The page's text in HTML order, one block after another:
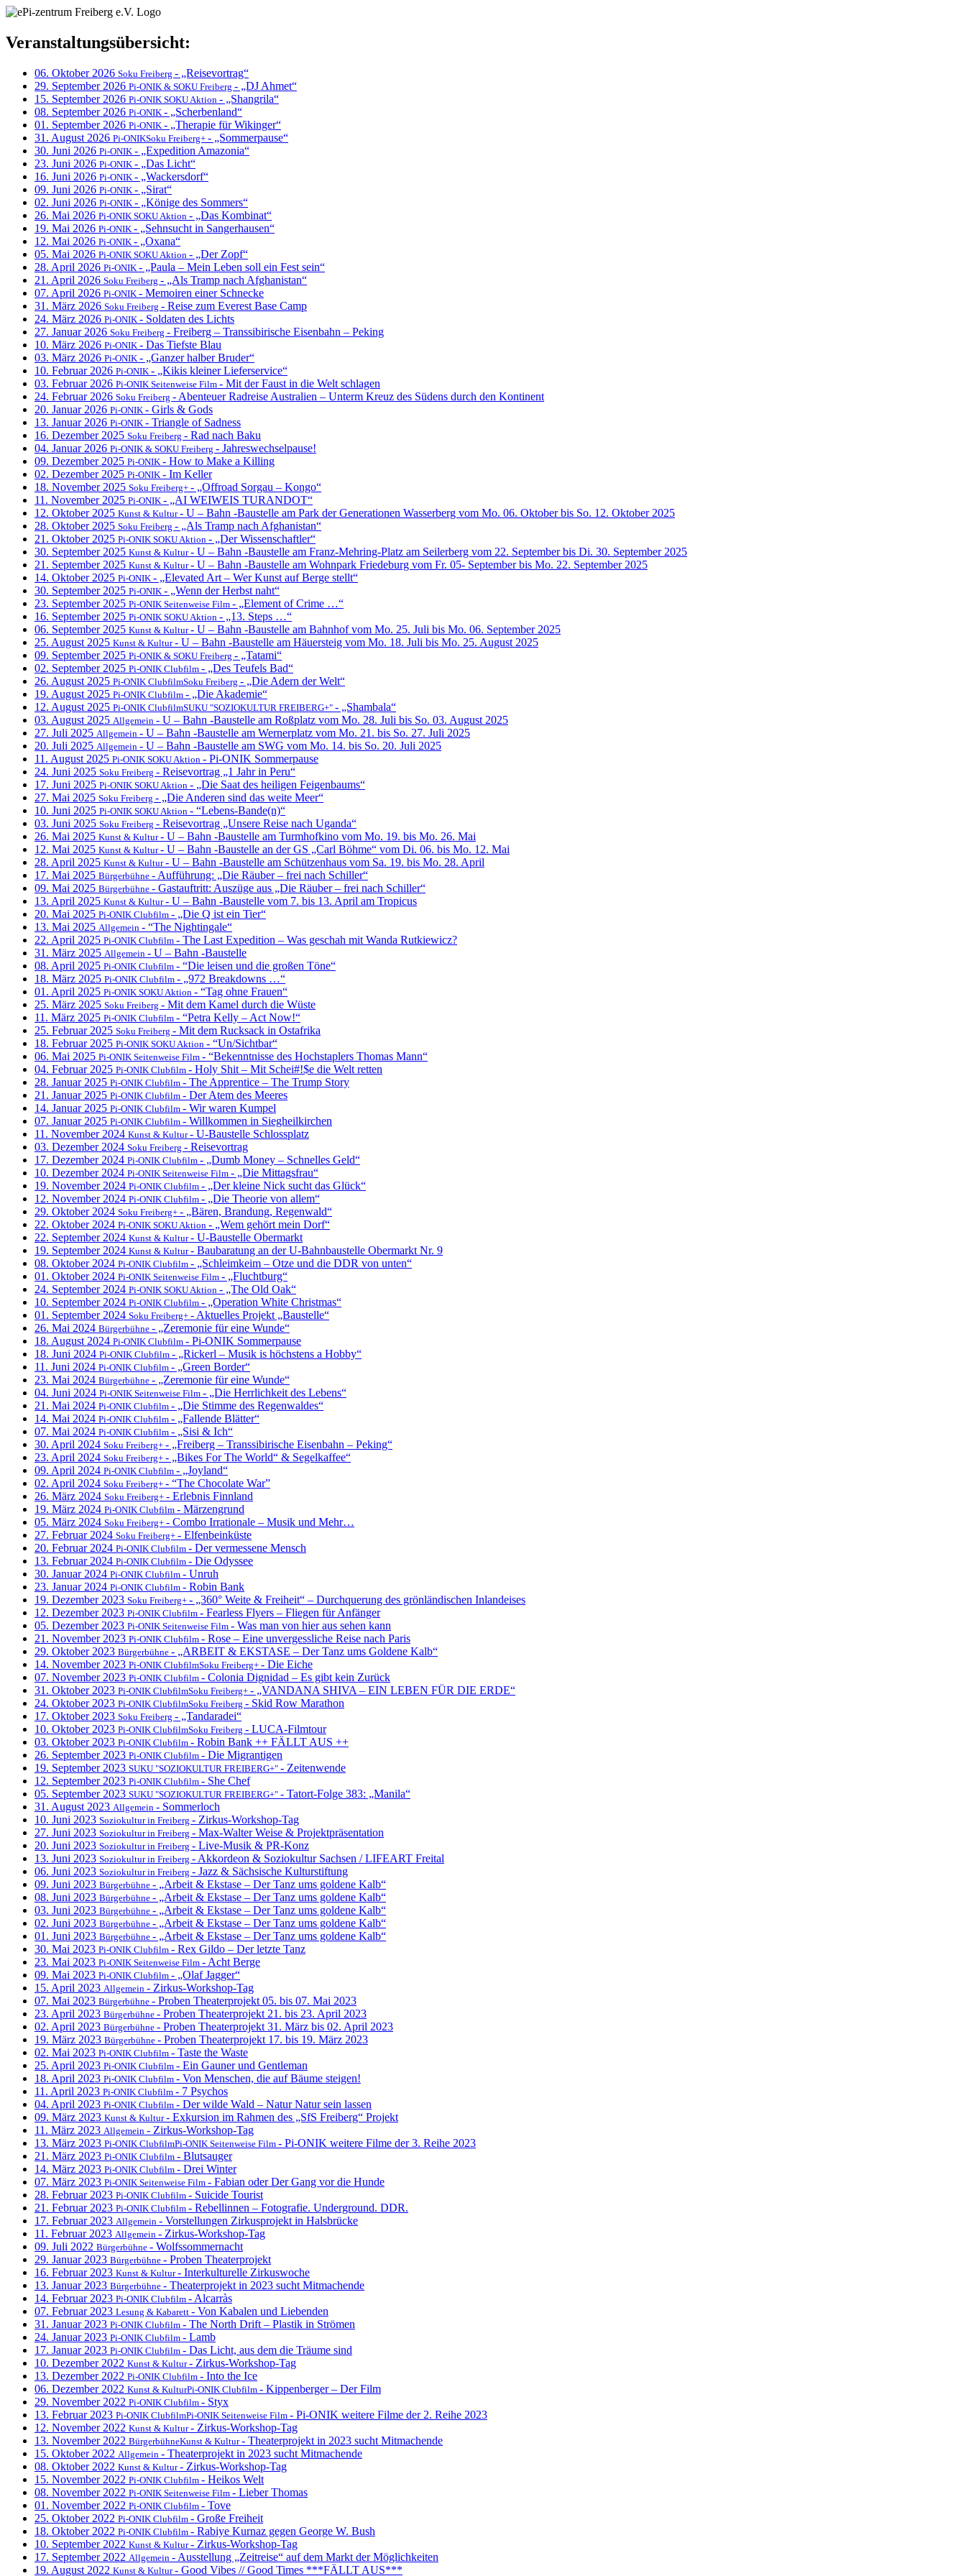
Veranstaltungsübersicht:
06. Oktober 2026 Soku Freiberg - „Reisevortrag“
29. September 2026 Pi-ONIK & SOKU Freiberg - „DJ Ahmet“
15. September 2026 Pi-ONIK SOKU Aktion - „Shangrila“
08. September 2026 Pi-ONIK - „Scherbenland“
01. September 2026 Pi-ONIK - „Therapie für Wikinger“
31. August 2026 Pi-ONIKSoku Freiberg+ - „Sommerpause“
30. Juni 2026 Pi-ONIK - „Expedition Amazonia“
23. Juni 2026 Pi-ONIK - „Das Licht“
16. Juni 2026 Pi-ONIK - „Wackersdorf“
09. Juni 2026 Pi-ONIK - „Sirat“
02. Juni 2026 Pi-ONIK - „Könige des Sommers“
26. Mai 2026 Pi-ONIK SOKU Aktion - „Das Kombinat“
19. Mai 2026 Pi-ONIK - „Sehnsucht in Sangerhausen“
12. Mai 2026 Pi-ONIK - „Oxana“
05. Mai 2026 Pi-ONIK SOKU Aktion - „Der Zopf“
28. April 2026 Pi-ONIK - „Paula – Mein Leben soll ein Fest sein“
21. April 2026 Soku Freiberg - „Als Tramp nach Afghanistan“
07. April 2026 Pi-ONIK - Memoiren einer Schnecke
31. März 2026 Soku Freiberg - Reise zum Everest Base Camp
24. März 2026 Pi-ONIK - Soldaten des Lichts
27. Januar 2026 Soku Freiberg - Freiberg – Transsibirische Eisenbahn – Peking
10. März 2026 Pi-ONIK - Das Tiefste Blau
03. März 2026 Pi-ONIK - „Ganzer halber Bruder“
10. Februar 2026 Pi-ONIK - „Kikis kleiner Lieferservice“
03. Februar 2026 Pi-ONIK Seitenweise Film - Mit der Faust in die Welt schlagen
24. Februar 2026 Soku Freiberg - Abenteuer Radreise Australien – Unterm Kreuz des Südens durch den Kontinent
20. Januar 2026 Pi-ONIK - Girls & Gods
13. Januar 2026 Pi-ONIK - Triangle of Sadness
16. Dezember 2025 Soku Freiberg - Rad nach Baku
04. Januar 2026 Pi-ONIK & SOKU Freiberg - Jahreswechselpause!
09. Dezember 2025 Pi-ONIK - How to Make a Killing
02. Dezember 2025 Pi-ONIK - Im Keller
18. November 2025 Soku Freiberg+ - „Offroad Sorgau – Kongo“
11. November 2025 Pi-ONIK - „AI WEIWEIS TURANDOT“
12. Oktober 2025 Kunst & Kultur- U – Bahn -Baustelle am Park der Generationen Wasserberg vom Mo. 06. Oktober bis So. 12. Oktober 2025
28. Oktober 2025 Soku Freiberg - „Als Tramp nach Afghanistan“
21. Oktober 2025 Pi-ONIK SOKU Aktion - „Der Wissenschaftler“
30. September 2025 Kunst & Kultur- U – Bahn -Baustelle am Franz-Mehring-Platz am Seilerberg vom 22. September bis Di. 30. September 2025
21. September 2025 Kunst & Kultur- U – Bahn -Baustelle am Wohnpark Friedeburg vom Fr. 05- September bis Mo. 22. September 2025
14. Oktober 2025 Pi-ONIK - „Elevated Art – Wer Kunst auf Berge stellt“
30. September 2025 Pi-ONIK - „Wenn der Herbst naht“
23. September 2025 Pi-ONIK Seitenweise Film - „Element of Crime …“
16. September 2025 Pi-ONIK SOKU Aktion - „13. Steps …“
06. September 2025 Kunst & Kultur- U – Bahn -Baustelle am Bahnhof vom Mo. 25. Juli bis Mo. 06. September 2025
25. August 2025 Kunst & Kultur- U – Bahn -Baustelle am Häuersteig vom Mo. 18. Juli bis Mo. 25. August 2025
09. September 2025 Pi-ONIK & SOKU Freiberg - „Tatami“
02. September 2025 Pi-ONIK Clubfilm - „Des Teufels Bad“
26. August 2025 Pi-ONIK ClubfilmSoku Freiberg - „Die Adern der Welt“
19. August 2025 Pi-ONIK Clubfilm - „Die Akademie“
12. August 2025 Pi-ONIK ClubfilmSUKU "SOZIOKULTUR FREIBERG+" - „Shambala“
03. August 2025 Allgemein - U – Bahn -Baustelle am Roßplatz vom Mo. 28. Juli bis So. 03. August 2025
27. Juli 2025 Allgemein - U – Bahn -Baustelle am Wernerplatz vom Mo. 21. bis So. 27. Juli 2025
20. Juli 2025 Allgemein - U – Bahn -Baustelle am SWG vom Mo. 14. bis So. 20. Juli 2025
11. August 2025 Pi-ONIK SOKU Aktion - Pi-ONIK Sommerpause
24. Juni 2025 Soku Freiberg - Reisevortrag „1 Jahr in Peru“
17. Juni 2025 Pi-ONIK SOKU Aktion - „Die Saat des heiligen Feigenbaums“
27. Mai 2025 Soku Freiberg - „Die Anderen sind das weite Meer“
10. Juni 2025 Pi-ONIK SOKU Aktion - “Lebens-Bande(n)“
03. Juni 2025 Soku Freiberg - Reisevortrag „Unsere Reise nach Uganda“
26. Mai 2025 Kunst & Kultur- U – Bahn -Baustelle am Turmhofkino vom Mo. 19. bis Mo. 26. Mai
12. Mai 2025 Kunst & Kultur- U – Bahn -Baustelle an der GS „Carl Böhme“ vom Di. 06. bis Mo. 12. Mai
28. April 2025 Kunst & Kultur- U – Bahn -Baustelle am Schützenhaus vom Sa. 19. bis Mo. 28. April
17. Mai 2025 Bürgerbühne - Aufführung: „Die Räuber – frei nach Schiller“
09. Mai 2025 Bürgerbühne - Gastauftritt: Auszüge aus „Die Räuber – frei nach Schiller“
13. April 2025 Kunst & Kultur- U – Bahn -Baustelle vom 7. bis 13. April am Tropicus
20. Mai 2025 Pi-ONIK Clubfilm - „Die Q ist ein Tier“
13. Mai 2025 Allgemein - “The Nightingale“
22. April 2025 Pi-ONIK Clubfilm - The Last Expedition – Was geschah mit Wanda Rutkiewicz?
31. März 2025 Allgemein - U – Bahn -Baustelle
08. April 2025 Pi-ONIK Clubfilm - “Die leisen und die großen Töne“
18. März 2025 Pi-ONIK Clubfilm - „972 Breakdowns …“
01. April 2025 Pi-ONIK SOKU Aktion - “Tag ohne Frauen“
25. März 2025 Soku Freiberg - Mit dem Kamel durch die Wüste
11. März 2025 Pi-ONIK Clubfilm - “Petra Kelly – Act Now!“
25. Februar 2025 Soku Freiberg - Mit dem Rucksack in Ostafrika
18. Februar 2025 Pi-ONIK SOKU Aktion - “Un/Sichtbar“
06. Mai 2025 Pi-ONIK Seitenweise Film - “Bekenntnisse des Hochstaplers Thomas Mann“
04. Februar 2025 Pi-ONIK Clubfilm - Holy Shit – Mit Schei#!$e die Welt retten
28. Januar 2025 Pi-ONIK Clubfilm - The Apprentice – The Trump Story
21. Januar 2025 Pi-ONIK Clubfilm - Der Atem des Meeres
14. Januar 2025 Pi-ONIK Clubfilm - Wir waren Kumpel
07. Januar 2025 Pi-ONIK Clubfilm - Willkommen in Siegheilkirchen
11. November 2024 Kunst & Kultur- U-Baustelle Schlossplatz
03. Dezember 2024 Soku Freiberg - Reisevortrag
17. Dezember 2024 Pi-ONIK Clubfilm - „Dumb Money – Schnelles Geld“
10. Dezember 2024 Pi-ONIK Seitenweise Film - „Die Mittagsfrau“
19. November 2024 Pi-ONIK Clubfilm - „Der kleine Nick sucht das Glück“
12. November 2024 Pi-ONIK Clubfilm - „Die Theorie von allem“
29. Oktober 2024 Soku Freiberg+ - „Bären, Brandung, Regenwald“
22. Oktober 2024 Pi-ONIK SOKU Aktion - „Wem gehört mein Dorf“
22. September 2024 Kunst & Kultur- U-Baustelle Obermarkt
19. September 2024 Kunst & Kultur- Baubaratung an der U-Bahnbaustelle Obermarkt Nr. 9
08. Oktober 2024 Pi-ONIK Clubfilm - „Schleimkeim – Otze und die DDR von unten“
01. Oktober 2024 Pi-ONIK Seitenweise Film - „Fluchtburg“
24. September 2024 Pi-ONIK SOKU Aktion - „The Old Oak“
10. September 2024 Pi-ONIK Clubfilm - „Operation White Christmas“
01. September 2024 Soku Freiberg+ - Aktuelles Projekt „Baustelle“
26. Mai 2024 Bürgerbühne - „Zeremonie für eine Wunde“
18. August 2024 Pi-ONIK Clubfilm - Pi-ONIK Sommerpause
18. Juni 2024 Pi-ONIK Clubfilm - „Rickerl – Musik is höchstens a Hobby“
11. Juni 2024 Pi-ONIK Clubfilm - „Green Border“
23. Mai 2024 Bürgerbühne - „Zeremonie für eine Wunde“
04. Juni 2024 Pi-ONIK Seitenweise Film - „Die Herrlichkeit des Lebens“
21. Mai 2024 Pi-ONIK Clubfilm - „Die Stimme des Regenwaldes“
14. Mai 2024 Pi-ONIK Clubfilm - „Fallende Blätter“
07. Mai 2024 Pi-ONIK Clubfilm - „Sisi & Ich“
30. April 2024 Soku Freiberg+ - „Freiberg – Transsibirische Eisenbahn – Peking“
23. April 2024 Soku Freiberg+ - „Bikes For The World“ & Segelkaffee“
09. April 2024 Pi-ONIK Clubfilm - „Joyland“
02. April 2024 Soku Freiberg+ - “The Chocolate War”
26. März 2024 Soku Freiberg+ - Erlebnis Finnland
19. März 2024 Pi-ONIK Clubfilm - Märzengrund
05. März 2024 Soku Freiberg+ - Combo Irrationale – Musik und Mehr…
27. Februar 2024 Soku Freiberg+ - Elfenbeinküste
20. Februar 2024 Pi-ONIK Clubfilm - Der vermessene Mensch
13. Februar 2024 Pi-ONIK Clubfilm - Die Odyssee
30. Januar 2024 Pi-ONIK Clubfilm - Unruh
23. Januar 2024 Pi-ONIK Clubfilm - Robin Bank
19. Dezember 2023 Soku Freiberg+ - „360° Weite & Freiheit“ – Durchquerung des grönländischen Inlandeises
12. Dezember 2023 Pi-ONIK Clubfilm - Fearless Flyers – Fliegen für Anfänger
05. Dezember 2023 Pi-ONIK Seitenweise Film - Was man von hier aus sehen kann
21. November 2023 Pi-ONIK Clubfilm - Rose – Eine unvergessliche Reise nach Paris
29. Oktober 2023 Bürgerbühne - „ARBEIT & EKSTASE – Der Tanz ums Goldene Kalb“
14. November 2023 Pi-ONIK ClubfilmSoku Freiberg+ - Die Eiche
07. November 2023 Pi-ONIK Clubfilm - Colonia Dignidad – Es gibt kein Zurück
31. Oktober 2023 Pi-ONIK ClubfilmSoku Freiberg+ - „VANDANA SHIVA – EIN LEBEN FÜR DIE ERDE“
24. Oktober 2023 Pi-ONIK ClubfilmSoku Freiberg - Skid Row Marathon
17. Oktober 2023 Soku Freiberg - „Tandaradei“
10. Oktober 2023 Pi-ONIK ClubfilmSoku Freiberg - LUCA-Filmtour
03. Oktober 2023 Pi-ONIK Clubfilm - Robin Bank ++ FÄLLT AUS ++
26. September 2023 Pi-ONIK Clubfilm - Die Migrantigen
19. September 2023 SUKU "SOZIOKULTUR FREIBERG+" - Zeitenwende
12. September 2023 Pi-ONIK Clubfilm - She Chef
05. September 2023 SUKU "SOZIOKULTUR FREIBERG+" - Tatort-Folge 383: „Manila“
31. August 2023 Allgemein - Sommerloch
10. Juni 2023 Soziokultur in Freiberg - Zirkus-Workshop-Tag
27. Juni 2023 Soziokultur in Freiberg - Max-Walter Weise & Projektpräsentation
20. Juni 2023 Soziokultur in Freiberg - Live-Musik & PR-Konz
13. Juni 2023 Soziokultur in Freiberg - Akkordeon & Soziokultur Sachsen / LIFEART Freital
06. Juni 2023 Soziokultur in Freiberg - Jazz & Sächsische Kulturstiftung
09. Juni 2023 Bürgerbühne - „Arbeit & Ekstase – Der Tanz ums goldene Kalb“
08. Juni 2023 Bürgerbühne - „Arbeit & Ekstase – Der Tanz ums goldene Kalb“
03. Juni 2023 Bürgerbühne - „Arbeit & Ekstase – Der Tanz ums goldene Kalb“
02. Juni 2023 Bürgerbühne - „Arbeit & Ekstase – Der Tanz ums goldene Kalb“
01. Juni 2023 Bürgerbühne - „Arbeit & Ekstase – Der Tanz ums goldene Kalb“
30. Mai 2023 Pi-ONIK Clubfilm - Rex Gildo – Der letzte Tanz
23. Mai 2023 Pi-ONIK Seitenweise Film - Acht Berge
09. Mai 2023 Pi-ONIK Clubfilm - „Olaf Jagger“
15. April 2023 Allgemein - Zirkus-Workshop-Tag
07. Mai 2023 Bürgerbühne - Proben Theaterprojekt 05. bis 07. Mai 2023
23. April 2023 Bürgerbühne - Proben Theaterprojekt 21. bis 23. April 2023
02. April 2023 Bürgerbühne - Proben Theaterprojekt 31. März bis 02. April 2023
19. März 2023 Bürgerbühne - Proben Theaterprojekt 17. bis 19. März 2023
02. Mai 2023 Pi-ONIK Clubfilm - Taste the Waste
25. April 2023 Pi-ONIK Clubfilm - Ein Gauner und Gentleman
18. April 2023 Pi-ONIK Clubfilm - Von Menschen, die auf Bäume steigen!
11. April 2023 Pi-ONIK Clubfilm - 7 Psychos
04. April 2023 Pi-ONIK Clubfilm - Der wilde Wald – Natur Natur sein lassen
09. März 2023 Kunst & Kultur- Exkursion im Rahmen des „SfS Freiberg“ Projekt
11. März 2023 Allgemein - Zirkus-Workshop-Tag
13. März 2023 Pi-ONIK ClubfilmPi-ONIK Seitenweise Film - Pi-ONIK weitere Filme der 3. Reihe 2023
21. März 2023 Pi-ONIK Clubfilm - Blutsauger
14. März 2023 Pi-ONIK Clubfilm - Drei Winter
07. März 2023 Pi-ONIK Seitenweise Film - Fabian oder Der Gang vor die Hunde
28. Februar 2023 Pi-ONIK Clubfilm - Suicide Tourist
21. Februar 2023 Pi-ONIK Clubfilm - Rebellinnen – Fotografie. Underground. DDR.
17. Februar 2023 Allgemein - Vorstellungen Zirkusprojekt in Halsbrücke
11. Februar 2023 Allgemein - Zirkus-Workshop-Tag
09. Juli 2022 Bürgerbühne - Wolfssommernacht
29. Januar 2023 Bürgerbühne - Proben Theaterprojekt
16. Februar 2023 Kunst & Kultur- Interkulturelle Zirkuswoche
13. Januar 2023 Bürgerbühne - Theaterprojekt in 2023 sucht Mitmachende
14. Februar 2023 Pi-ONIK Clubfilm - Alcarràs
07. Februar 2023 Lesung & Kabarett - Von Kabalen und Liebenden
31. Januar 2023 Pi-ONIK Clubfilm - The North Drift – Plastik in Strömen
24. Januar 2023 Pi-ONIK Clubfilm - Lamb
17. Januar 2023 Pi-ONIK Clubfilm - Das Licht, aus dem die Träume sind
10. Dezember 2022 Kunst & Kultur- Zirkus-Workshop-Tag
13. Dezember 2022 Pi-ONIK Clubfilm - Into the Ice
06. Dezember 2022 Kunst & KulturPi-ONIK Clubfilm - Kippenberger – Der Film
29. November 2022 Pi-ONIK Clubfilm - Styx
13. Februar 2023 Pi-ONIK ClubfilmPi-ONIK Seitenweise Film - Pi-ONIK weitere Filme der 2. Reihe 2023
12. November 2022 Kunst & Kultur- Zirkus-Workshop-Tag
13. November 2022 BürgerbühneKunst & Kultur- Theaterprojekt in 2023 sucht Mitmachende
15. Oktober 2022 Allgemein - Theaterprojekt in 2023 sucht Mitmachende
08. Oktober 2022 Kunst & Kultur- Zirkus-Workshop-Tag
15. November 2022 Pi-ONIK Clubfilm - Heikos Welt
08. November 2022 Pi-ONIK Seitenweise Film - Lieber Thomas
01. November 2022 Pi-ONIK Clubfilm - Tove
25. Oktober 2022 Pi-ONIK Clubfilm - Große Freiheit
18. Oktober 2022 Pi-ONIK Clubfilm - Rabiye Kurnaz gegen George W. Bush
10. September 2022 Kunst & Kultur- Zirkus-Workshop-Tag
17. September 2022 Allgemein - Ausstellung „Zeitreise“ auf dem Markt der Möglichkeiten
19. August 2022 Kunst & Kultur- Good Vibes // Good Times ***FÄLLT AUS***